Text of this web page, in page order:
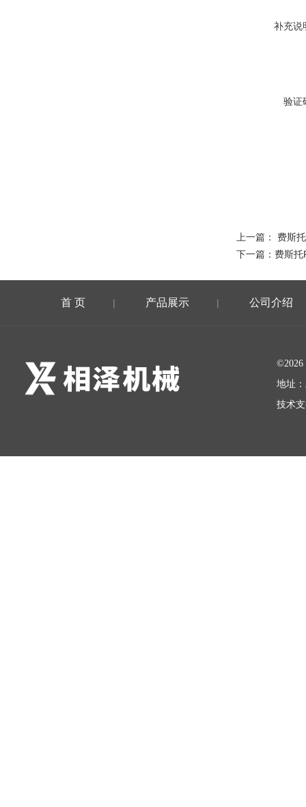
补充说
验证
上一篇： 费斯
下一篇： 费斯
首 页 | 产品展示 | 公司介绍
地址
技术